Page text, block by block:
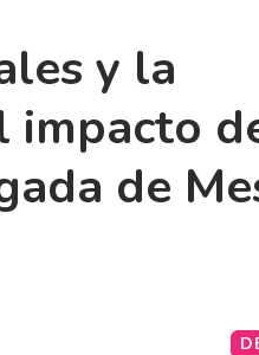
y la
impacto
de